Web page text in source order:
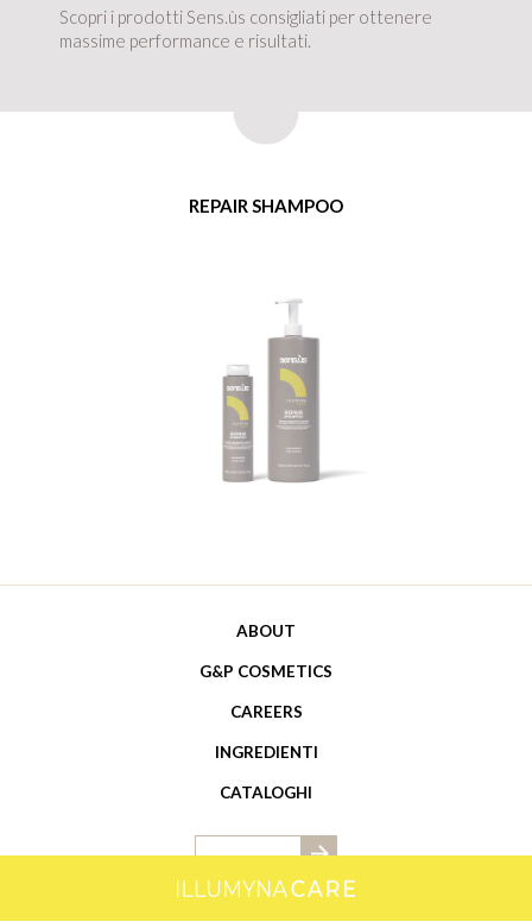
Scopri i prodotti Sens.ùs consigliati per ottenere
massime performance e risultati.
REPAIR SHAMPOO
ABOUT
G&P COSMETICS
CAREERS
INGREDIENTI
CATALOGHI